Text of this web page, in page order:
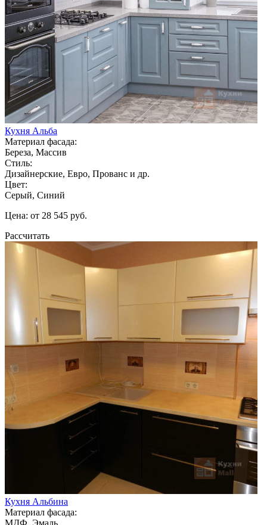
Кухня Альба
Материал фасада:
Береза, Массив
Стиль:
Дизайнерские, Евро, Прованс и др.
Цвет:
Серый, Синий
Цена: от 28 545 руб.
Рассчитать
Кухня Альбина
Материал фасада:
МДФ, Эмаль